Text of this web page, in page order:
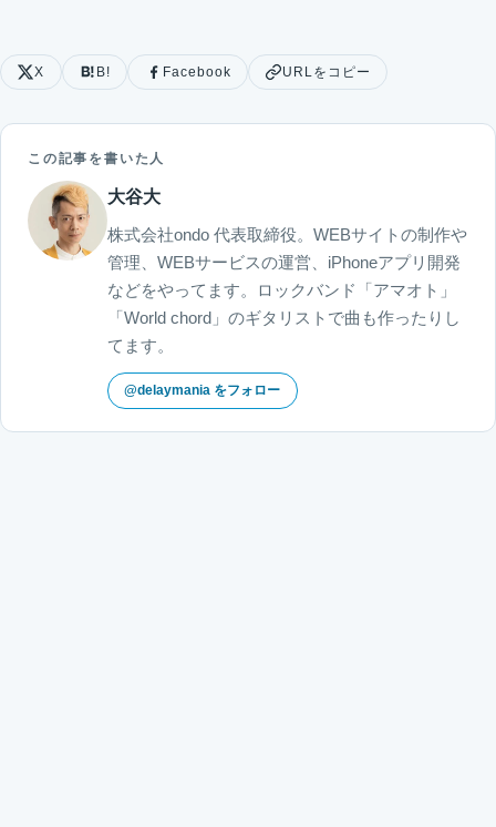
X B! Facebook URLをコピー
この記事を書いた人
大谷大
株式会社ondo 代表取締役。WEBサイトの制作や
管理、WEBサービスの運営、iPhoneアプリ開発
などをやってます。ロックバンド「アマオト」
「World chord」のギタリストで曲も作ったりし
てます。
@delaymania をフォロー